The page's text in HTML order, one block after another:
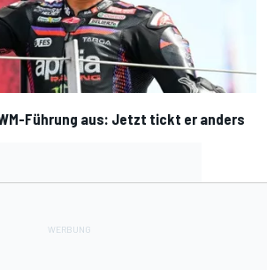
Führung aus: Jetzt tickt er anders